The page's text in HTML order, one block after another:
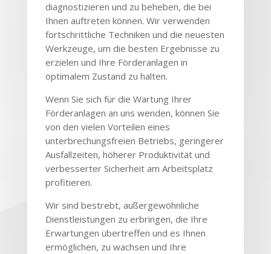
diagnostizieren und zu beheben, die bei
Ihnen auftreten können. Wir verwenden
fortschrittliche Techniken und die neuesten
Werkzeuge, um die besten Ergebnisse zu
erzielen und Ihre Förderanlagen in
optimalem Zustand zu halten.
Wenn Sie sich für die Wartung Ihrer
Förderanlagen an uns wenden, können Sie
von den vielen Vorteilen eines
unterbrechungsfreien Betriebs, geringerer
Ausfallzeiten, höherer Produktivität und
verbesserter Sicherheit am Arbeitsplatz
profitieren.
Wir sind bestrebt, außergewöhnliche
Dienstleistungen zu erbringen, die Ihre
Erwartungen übertreffen und es Ihnen
ermöglichen, zu wachsen und Ihre